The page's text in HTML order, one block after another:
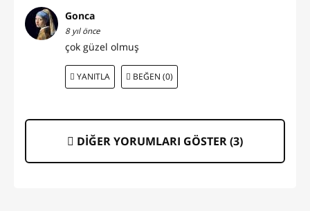
Gonca
8 yıl önce
çok güzel olmuş
YANITLA BEĞEN (0)
DİĞER YORUMLARI GÖSTER (3)